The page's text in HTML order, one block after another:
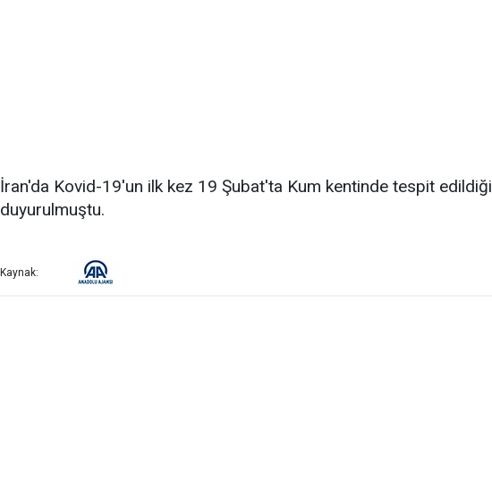
İran'da Kovid-19'un ilk kez 19 Şubat'ta Kum kentinde tespit edildiği
duyurulmuştu.
Kaynak: